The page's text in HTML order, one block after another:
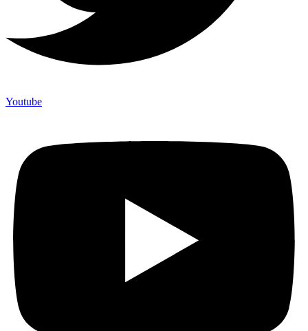
Youtube